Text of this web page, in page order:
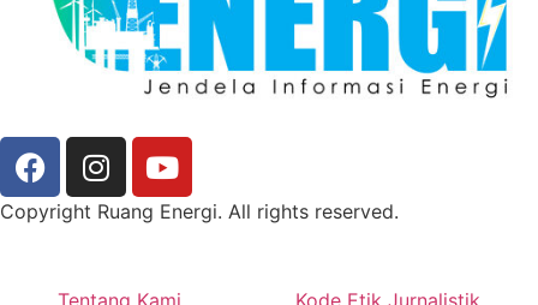
Copyright Ruang Energi. All rights reserved.
Tentang Kami Kode Etik Jurnalistik